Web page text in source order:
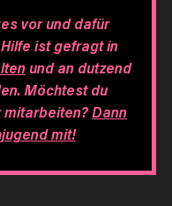
vor und dafür
ist gefragt in
und an dutzend
Möchtest du
mitarbeiten?Dann
mit!